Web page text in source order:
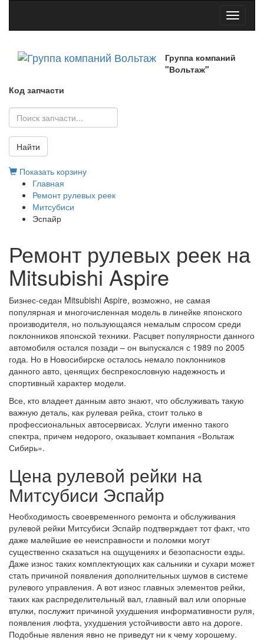
Toggle
Группа компаний
"Вольтаж"
Код запчасти
Найти
Показать корзину
Главная
Ремонт рулевых реек
Митсубиси
Эспайр
Ремонт рулевых реек на
Mitsubishi Aspire
Бизнес-седан Mitsubishi Aspire, возможно, не самая
популярная и многочисленная модель в линейке японского
производителя, но пользующаяся немалым спросом среди
поклонников японской техники. Расцвет популярности данного
автомобиля остался позади – он выпускался с 1989 по 2005
года. Но в Новосибирске осталось немало поклонников
данного авто, ценящих беспрекословную надежность и
спортивный характер модели.
Все, кто владеет данным авто знают, что обслуживать такую
важную деталь, как рулевая рейка, стоит только в
профессиональных автосервисах. Услуги именно такого
спектра, причем недорого, оказывает компания «Вольтаж
Сибирь».
Цена рулевой рейки на
Митсубиси Эспайр
Необходимость своевременного ремонта и обслуживания
рулевой рейки Митсубиси Эспайр подтверждает тот факт, что
даже малейшие ее неисправности и поломки могут
существенно сказаться на ощущениях и безопасности езды.
Даже износ таких комплектующих как сальники и сухари может
стать причиной появления дополнительных шумов в системе
рулевого управления. А вот износ главных элементов рейки,
таких как распределительный вал, главный вал или опорные
втулки, послужит причиной ухудшения информативности руля,
появления люфта, ухудшения устойчивости авто на дороге.
Подобные явления явно не приведут ни к чему хорошему.